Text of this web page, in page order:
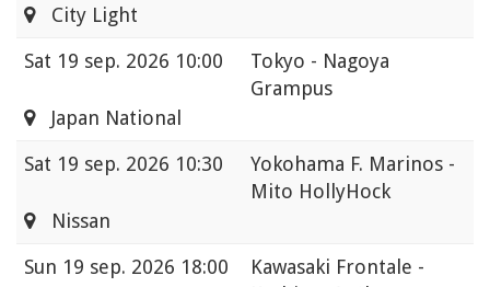
City Light
Sat 19 sep. 2026 10:00
Tokyo - Nagoya
Grampus
Japan National
Sat 19 sep. 2026 10:30
Yokohama F. Marinos -
Mito HollyHock
Nissan
Sun 19 sep. 2026 18:00
Kawasaki Frontale -